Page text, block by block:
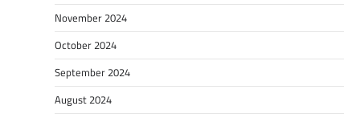
November 2024
October 2024
September 2024
August 2024